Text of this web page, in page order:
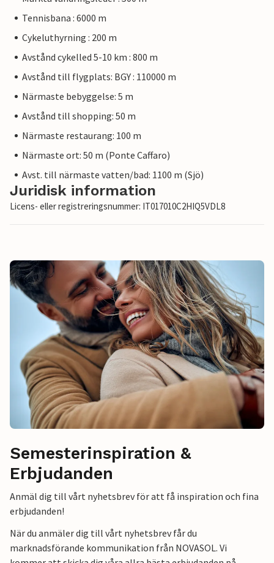
Tennisbana : 6000 m
Cykeluthyrning : 200 m
Avstånd cykelled 5-10 km : 800 m
Avstånd till flygplats: BGY : 110000 m
Närmaste bebyggelse: 5 m
Avstånd till shopping: 50 m
Närmaste restaurang: 100 m
Närmaste ort: 50 m (Ponte Caffaro)
Avst. till närmaste vatten/bad: 1100 m (Sjö)
Juridisk information
Licens- eller registreringsnummer: IT017010C2HIQ5VDL8
Semesterinspiration &
Erbjudanden
Anmäl dig till vårt nyhetsbrev för att få inspiration och fina
erbjudanden!
När du anmäler dig till vårt nyhetsbrev får du
marknadsförande kommunikation från NOVASOL. Vi